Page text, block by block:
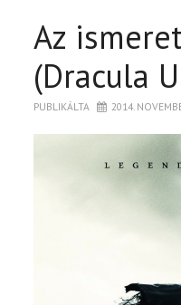
PÓLÓ RENDELÉS
Az
(Dracula
PUBLIKÁLTA 2014.